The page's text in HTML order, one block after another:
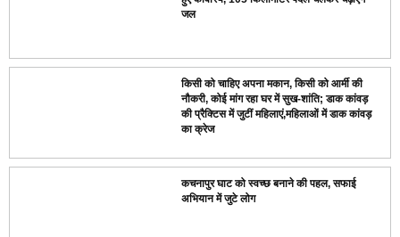
जल
किसी को चाहिए अपना मकान, किसी को आर्मी की
नौकरी, कोई मांग रहा घर में सुख-शांति; डाक कांवड़
की प्रैक्टिस में जुटीं महिलाएं,महिलाओं में डाक कांवड़
का क्रेज
कचनापुर घाट को स्वच्छ बनाने की पहल, सफाई
अभियान में जुटे लोग